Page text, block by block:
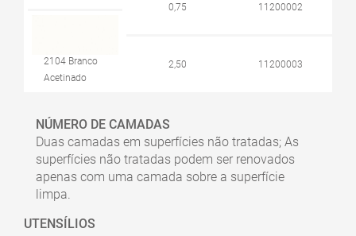
2104 Branco
Acetinado
0,75 11200002
2,50 11200003
NÚMERO DE CAMADAS
Duas camadas em superfícies não tratadas; As
superfícies não tratadas podem ser renovados
apenas com uma camada sobre a superfície
limpa.
UTENSÍLIOS